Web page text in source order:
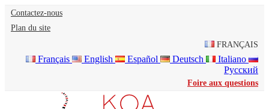
Contactez-nous
Plan du site
FRANÇAIS
Français English Español Deutsch
Italiano
Русский
Foire aux questions